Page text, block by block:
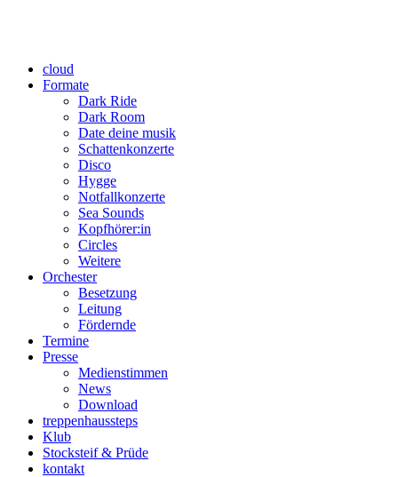
cloud
Formate
Dark Ride
Dark Room
Date deine musik
Schattenkonzerte
Disco
Hygge
Notfallkonzerte
Sea Sounds
Kopfhörer:in
Circles
Weitere
Orchester
Besetzung
Leitung
Fördernde
Termine
Presse
Medienstimmen
News
Download
treppenhaussteps
Klub
Stocksteif & Prüde
kontakt